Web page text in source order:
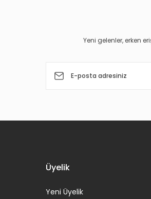
Yeni gelenler, erken
Üyelik
Yeni Üyelik